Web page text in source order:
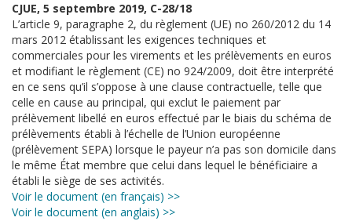
CJUE, 5 septembre 2019, C-28/18
L’article 9, paragraphe 2, du règlement (UE) no 260/2012 du 14
mars 2012 établissant les exigences techniques et
commerciales pour les virements et les prélèvements en euros
et modifiant le règlement (CE) no 924/2009, doit être interprété
en ce sens qu’il s’oppose à une clause contractuelle, telle que
celle en cause au principal, qui exclut le paiement par
prélèvement libellé en euros effectué par le biais du schéma de
prélèvements établi à l’échelle de l’Union européenne
(prélèvement SEPA) lorsque le payeur n’a pas son domicile dans
le même État membre que celui dans lequel le bénéficiaire a
établi le siège de ses activités.
Voir le document (en français) >>
Voir le document (en anglais) >>